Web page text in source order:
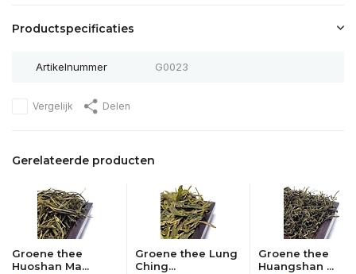
Productspecificaties
Artikelnummer G0023
Vergelijk Delen
Gerelateerde producten
Groene thee
Huoshan Ma...
Groene thee Lung
Ching...
Groene thee
Huangshan ...